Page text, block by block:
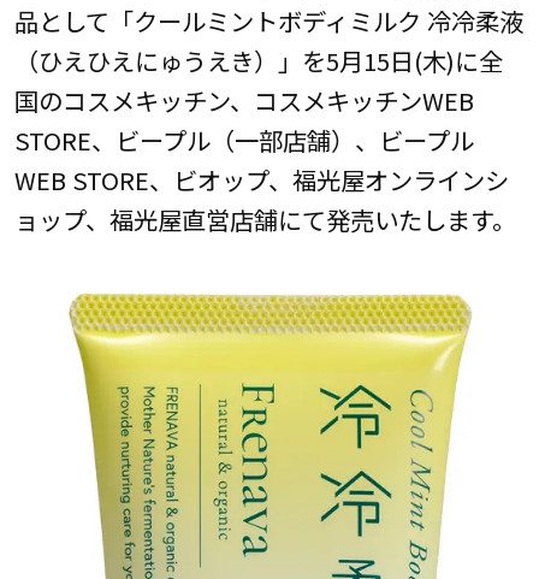
品として「クールミントボディミルク 冷冷柔液
（ひえひえにゅうえき）」を5月15日(木)に全
国のコスメキッチン、コスメキッチンWEB
STORE、ビープル（一部店舗）、ビープル
WEB STORE、ビオップ、福光屋オンラインシ
ョップ、福光屋直営店舗にて発売いたします。